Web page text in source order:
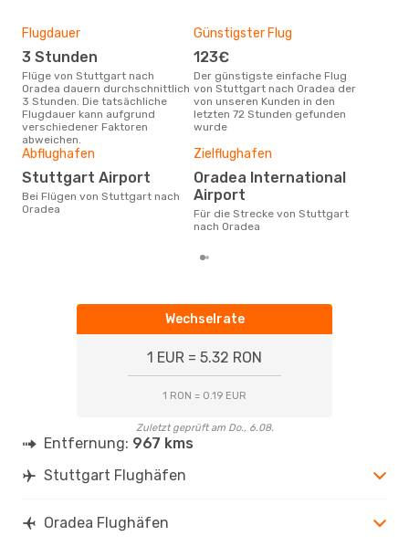
OMR- STR
Mo., 7. Sept.- Fr., 11. Sept.
Lot Polish Airlines
1 Zwischenstopp
STR- OMR
Lufthansa 1 Zwischenstopp
OMR- STR
Flugdauer
3 Stunden
Flüge von Stuttgart nach
Oradea dauern durchschnittlich
3 Stunden. Die tatsächliche
Flugdauer kann aufgrund
verschiedener Faktoren
abweichen.
Günstigster Flug
123€
Der günstigste einfache Flug
von Stuttgart nach Oradea der
von unseren Kunden in den
letzten 72 Stunden gefunden
wurde
Abflughafen
Stuttgart Airport
Bei Flügen von Stuttgart nach
Oradea
Zielflughafen
Oradea International
Airport
Für die Strecke von Stuttgart
nach Oradea
Wechselrate
1 EUR = 5.32 RON
1 RON = 0.19 EUR
Zuletzt geprüft am Do., 6.08.
Entfernung: 967 kms
Stuttgart Flughäfen
Oradea Flughäfen